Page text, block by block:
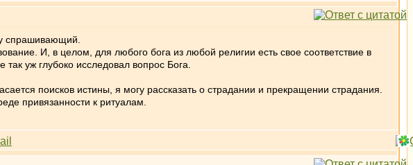
спрашивающий.
И, в целом, для любого бога из любой религии есть свое соответствие в
уж глубоко исследовал вопрос Бога.
поисков истины, я могу рассказать о страдании и прекращении страдания.
привязанности к ритуалам.